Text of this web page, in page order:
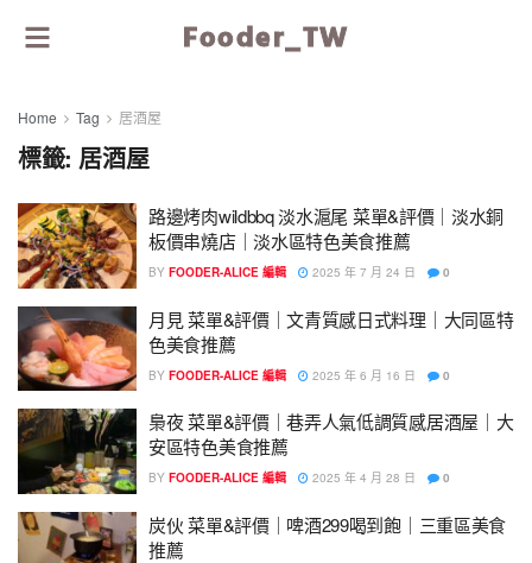
Fooder_TW
Home Tag 居酒屋
標籤: 居酒屋
路邊烤肉wildbbq 淡水滬尾 菜單&評價｜淡水銅
板價串燒店｜淡水區特色美食推薦
BY FOODER-ALICE 編輯 2025 年 7 月 24 日 0
月見 菜單&評價｜文青質感日式料理｜大同區特
色美食推薦
BY FOODER-ALICE 編輯 2025 年 6 月 16 日 0
梟夜 菜單&評價｜巷弄人氣低調質感居酒屋｜大
安區特色美食推薦
BY FOODER-ALICE 編輯 2025 年 4 月 28 日 0
炭伙 菜單&評價｜啤酒299喝到飽｜三重區美食
推薦